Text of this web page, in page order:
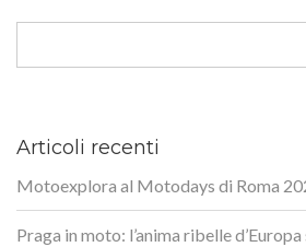
Articoli recenti
Motoexplora al Motodays di Roma
Praga in moto: l’anima ribelle